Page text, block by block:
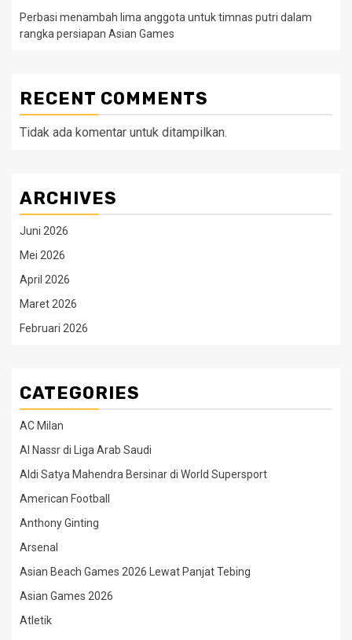
Perbasi menambah lima anggota untuk timnas putri dalam
rangka persiapan Asian Games
RECENT COMMENTS
Tidak ada komentar untuk ditampilkan.
ARCHIVES
Juni 2026
Mei 2026
April 2026
Maret 2026
Februari 2026
CATEGORIES
AC Milan
Al Nassr di Liga Arab Saudi
Aldi Satya Mahendra Bersinar di World Supersport
American Football
Anthony Ginting
Arsenal
Asian Beach Games 2026 Lewat Panjat Tebing
Asian Games 2026
Atletik